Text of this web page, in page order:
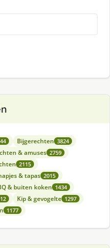
Bijgerechten 3824
& amuses 2759
2115
& tapas 2015
& buiten koken 1434
Kip & gevogelte 1297
1177